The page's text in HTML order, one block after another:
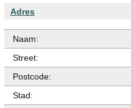
Adres
Naam:
Street:
Postcode:
Stad: